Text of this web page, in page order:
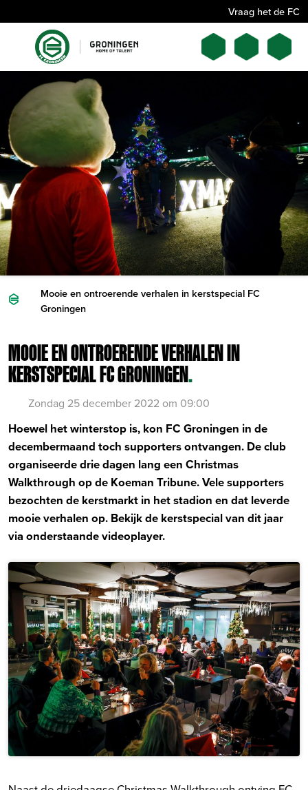
Vraag het de FC
Mooie en ontroerende verhalen in kerstspecial FC
Groningen
MOOIE EN ONTROERENDE VERHALEN IN
KERSTSPECIAL FC GRONINGEN.
Zondag 25 december 2022 om 09:00
Hoewel het winterstop is, kon FC Groningen in de
decembermaand toch supporters ontvangen. De club
organiseerde drie dagen lang een Christmas
Walkthrough op de Koeman Tribune. Vele supporters
bezochten de kerstmarkt in het stadion en dat leverde
mooie verhalen op. Bekijk de kerstspecial van dit jaar
via onderstaande videoplayer.